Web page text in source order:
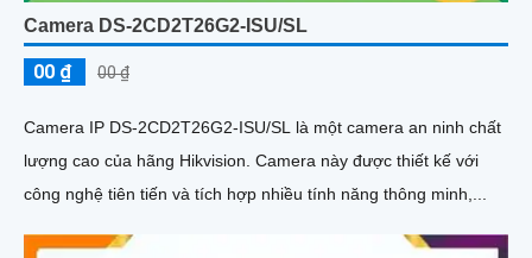
Camera DS-2CD2T26G2-ISU/SL
00 ₫ 00 ₫
Camera IP DS-2CD2T26G2-ISU/SL là một camera an ninh chất
lượng cao của hãng Hikvision. Camera này được thiết kế với
công nghệ tiên tiến và tích hợp nhiều tính năng thông minh,...